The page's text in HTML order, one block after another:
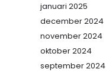
januari 2025
december 2024
november 2024
oktober 2024
september 2024